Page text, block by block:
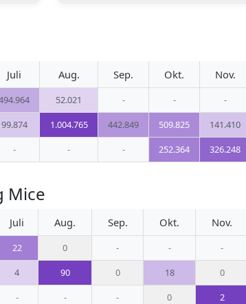
Juli Aug. Sep. Okt. Nov.
52.021 - - -
99.874 1.004.765 442.849 509.825 141.410
- - - 252.364 326.248
Mice
Juli Aug. Sep. Okt. Nov.
22 0 - - -
4 90 0 18 0
- - - 0 2